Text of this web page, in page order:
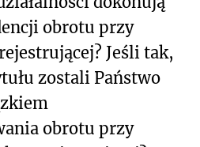
obrotu przy
Jeśli tak,
zostali Państwo
obrotu przy